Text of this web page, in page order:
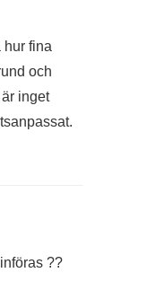
hur fina
och
inget
??